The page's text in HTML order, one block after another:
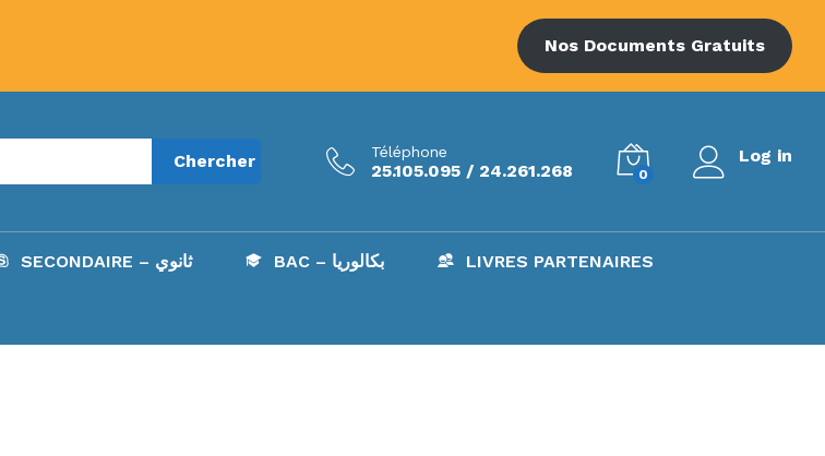
Nos Documents Gratuits
Chercher Téléphone
25.105.095 / 24.261.268 0
Log in
SECONDAIRE – ثانوي BAC – بكالوريا LIVRES PARTENAIRES